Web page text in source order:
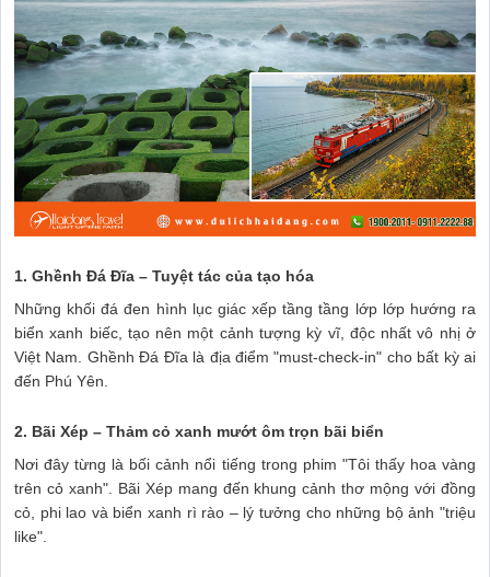
1. Ghềnh Đá Đĩa – Tuyệt tác của tạo hóa
Những khối đá đen hình lục giác xếp tầng tầng lớp lớp hướng ra
biển xanh biếc, tạo nên một cảnh tượng kỳ vĩ, độc nhất vô nhị ở
Việt Nam. Ghềnh Đá Đĩa là địa điểm "must-check-in" cho bất kỳ ai
đến Phú Yên.
2. Bãi Xép – Thảm cỏ xanh mướt ôm trọn bãi biển
Nơi đây từng là bối cảnh nổi tiếng trong phim "Tôi thấy hoa vàng
trên cỏ xanh". Bãi Xép mang đến khung cảnh thơ mộng với đồng
cỏ, phi lao và biển xanh rì rào – lý tưởng cho những bộ ảnh "triệu
like".